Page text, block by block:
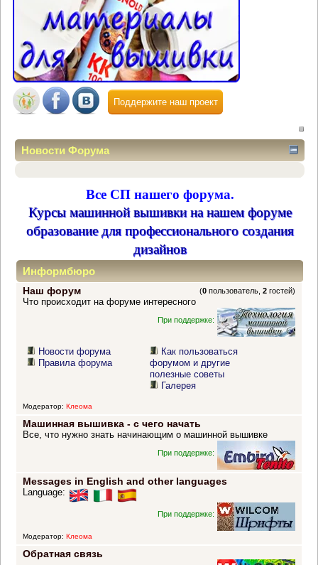
Поддержите наш проект
Новости Форума
Все СП нашего форума.
Курсы машинной вышивки на нашем форуме
образование для профессионального создания
дизайнов
Информбюро
Наш форум (0 пользователь,2 гостей)
Что происходит на форуме интересного
При поддержке:
Новости форума
Правила форума
Как пользоваться
форумом и другие
полезные советы
Галерея
Модератор: Клеома
Машинная вышивка - с чего начать
Все, что нужно знать начинающим о машинной вышивке
При поддержке:
Messages in English and other languages
Language:
При поддержке:
Модератор: Клеома
Обратная связь